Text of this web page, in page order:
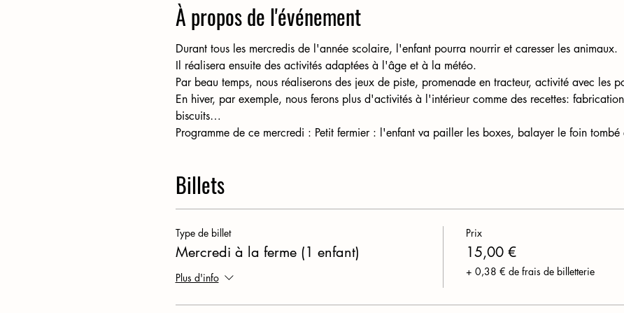
À propos de l'événement
Durant tous les mercredis de l'année scolaire, l'enfant pourra nourrir et caresser les animaux.
Il réalisera ensuite des activités adaptées à l'âge et à la météo.
Par beau temps, nous réaliserons des jeux de piste, promenade en tracteur, activité avec les
En hiver, par exemple, nous ferons plus d'activités à l'intérieur comme des recettes:
biscuits…
Programme de ce mercredi : Petit fermier : l'enfant va pailler les boxes, balayer le foin tombé
Billets
Type de billet
Mercredi à la ferme (1 enfant)
Plus d'info
Prix
15,00 €
+ 0,38 € de frais de billetterie